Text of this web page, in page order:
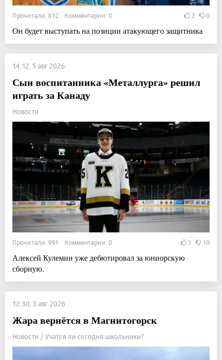
Прочитали: 812 Комментарии: 0 2 0
Он будет выступать на позиции атакующего защитника
14:12, 5 авг 2026
Сын воспитанника «Металлурга» решил
играть за Канаду
Новости
Прочитали: 991 Комментарии: 0 3 10
Алексей Кулемин уже дебютировал за юниорскую
сборную.
12:30, 5 авг 2026
Жара вернётся в Магнитогорск
Новости / Учатся ли сегодня школьники?